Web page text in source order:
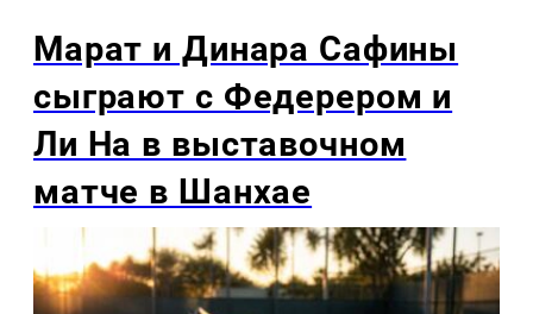
Марат и Динара Сафины
сыграют с Федерером и
Ли На в выставочном
матче в Шанхае